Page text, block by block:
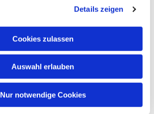
Details zeigen
Cookies zulassen
Auswahl erlauben
Nur notwendige Cookies
0151 68134038
Datenschutz
AGB
Widerruf